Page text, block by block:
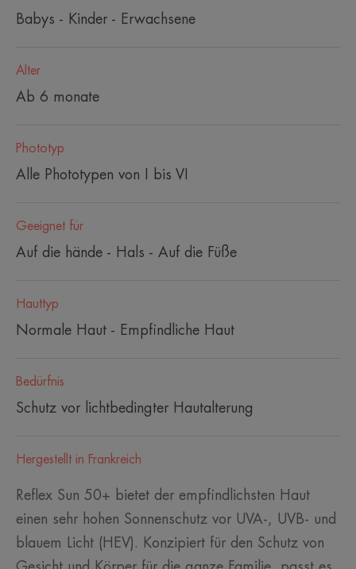
Babys - Kinder - Erwachsene
Alter
Ab 6 monate
Phototyp
Alle Phototypen von I bis VI
Geeignet für
Auf die hände - Hals - Auf die Füße
Hauttyp
Normale Haut - Empfindliche Haut
Bedürfnis
Schutz vor lichtbedingter Hautalterung
Hergestellt in Frankreich
Reflex Sun 50+ bietet der empfindlichsten Haut
einen sehr hohen Sonnenschutz vor UVA-, UVB- und
blauem Licht (HEV). Konzipiert für den Schutz von